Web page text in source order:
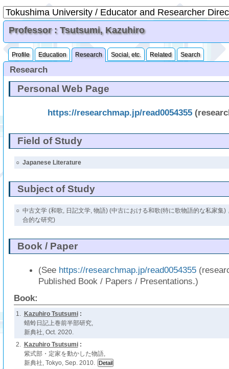
Professor : Tsutsumi, Kazuhiro
Profile Education Research Social, etc. Related Search
Research
Personal Web Page
https://researchmap.jp/read0054355
Field of Study
○ Japanese Literature
Subject of Study
○ 中古文学 (和歌, 日記文学, 物語) (中古における和歌(特に歌物語的な私家集
合的な研究)
Book / Paper
(See https://researchmap.jp/read0054355
Published Book / Papers / Presentations.)
Book:
1. Kazuhiro Tsutsumi:
蜻蛉日記上巻前半部研究,
新典社, Oct. 2020.
2.
Kazuhiro Tsutsumi:
紫式部・定家を動かした物語,
新典社, Tokyo, Sep. 2010.